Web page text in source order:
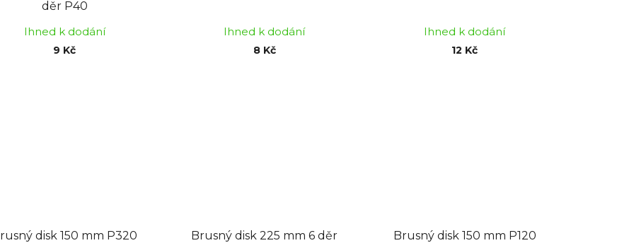
děr P40
Ihned k dodání
9 Kč
Ihned k dodání
8 Kč
Ihned k dodání
12 Kč
disk 150 mm P320
Brusný disk 225 mm 6 děr
Brusný disk 150 mm P120